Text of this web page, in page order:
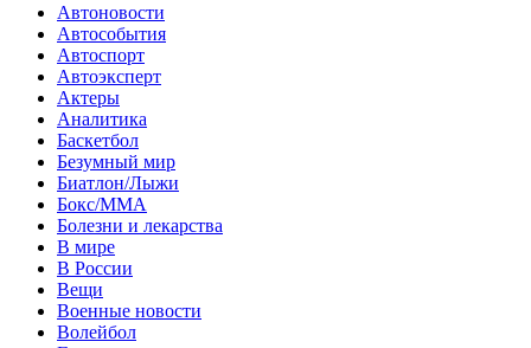
Автоновости
Автособытия
Автоспорт
Автоэксперт
Актеры
Аналитика
Баскетбол
Безумный мир
Биатлон/Лыжи
Бокс/MMA
Болезни и лекарства
В мире
В России
Вещи
Военные новости
Волейбол